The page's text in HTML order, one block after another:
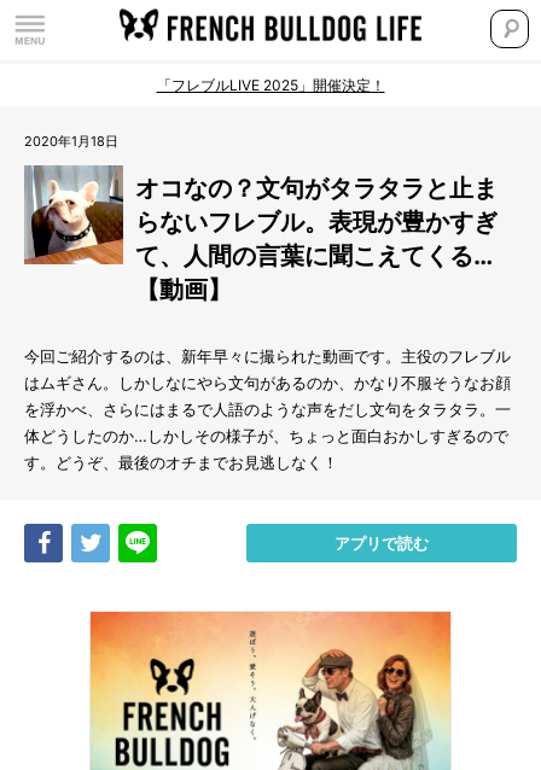
「フレブルLIVE 2025」開催決定！
2020年1月18日
オコなの？文句がタラタラと止ま
らないフレブル。表現が豊かすぎ
て、人間の言葉に聞こえてくる…
【動画】
今回ご紹介するのは、新年早々に撮られた動画です。主役のフレブル
はムギさん。しかしなにやら文句があるのか、かなり不服そうなお顔
を浮かべ、さらにはまるで人語のような声をだし文句をタラタラ。一
体どうしたのか…しかしその様子が、ちょっと面白おかしすぎるので
す。どうぞ、最後のオチまでお見逃しなく！
Share Tweet アプリで読む